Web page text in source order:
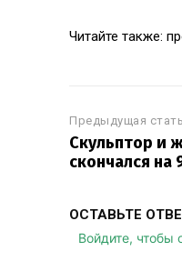
Читайте также:
Предыдущая
Скульптор и
скончался на
ОСТАВЬТЕ
Войдите, чтобы